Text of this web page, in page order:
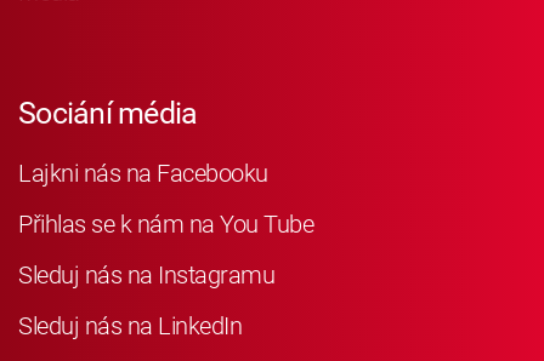
Sociání média
Lajkni nás na Facebooku
Přihlas se k nám na You Tube
Sleduj nás na Instagramu
Sleduj nás na LinkedIn